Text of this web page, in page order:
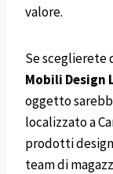
valore.
Se sceglierete
Mobili Design
oggetto
localizzato a
prodotti
team di